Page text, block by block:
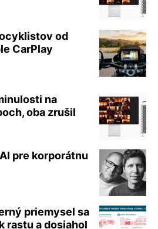
od
CarPlay
na
oba zrušil
pre korporátnu
priemysel sa
rastu a dosiahol